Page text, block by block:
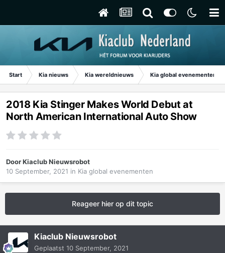
Start Kia nieuws Kia wereldnieuws Kia global evenementen
2018 Kia Stinger Makes World Debut at
North American International Auto Show
DoorKiaclub Nieuwsrobot
10 September, 2021 in Kia global evenementen
Reageer hier op dit topic
Kiaclub Nieuwsrobot
Geplaatst 10 September, 2021